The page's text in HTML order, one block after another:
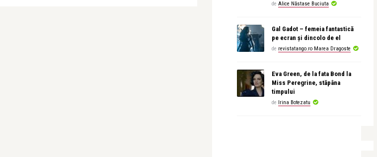
de Alice Năstase Buciuta
Gal Gadot – femeia fantastică
pe ecran și dincolo de el
de revistatango.ro Marea Dragoste
Eva Green, de la fata Bond la
Miss Peregrine, stăpâna
timpului
de Irina Botezatu